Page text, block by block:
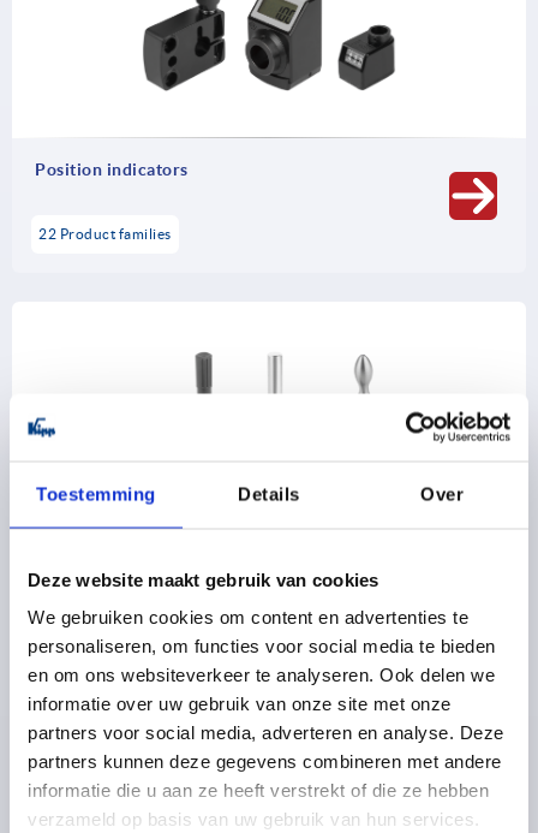
Toestemming Details Over
Deze website maakt gebruik van cookies
We gebruiken cookies om content en advertenties te
personaliseren, om functies voor social media te bieden
en om ons websiteverkeer te analyseren. Ook delen we
informatie over uw gebruik van onze site met onze
partners voor social media, adverteren en analyse. Deze
partners kunnen deze gegevens combineren met andere
informatie die u aan ze heeft verstrekt of die ze hebben
verzameld op basis van uw gebruik van hun services.
Position indicators
22 Product families
12 Product families
Discover our product range